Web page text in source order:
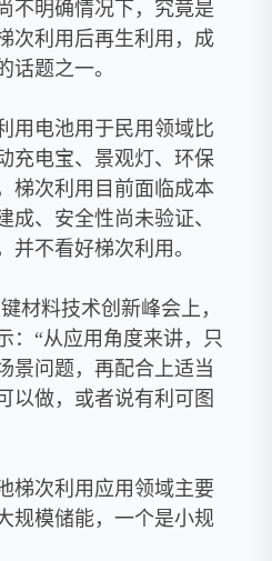
不明确情况下，究竟是
次利用后再生利用，成
话题之一。
用电池用于民用领域比
充电宝、景观灯、环保
梯次利用目前面临成本
成、安全性尚未验证、
并不看好梯次利用。
材料技术创新峰会上，
：“从应用角度来讲，只
景问题，再配合上适当
以做，或者说有利可图
梯次利用应用领域主要
规模储能，一个是小规